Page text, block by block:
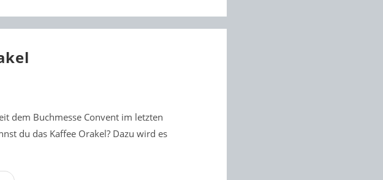
dem Buchmesse Convent im letzten
du das Kaffee Orakel? Dazu wird es